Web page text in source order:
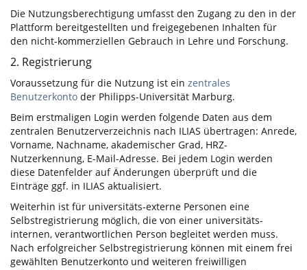
Die Nutzungsberechtigung umfasst den Zugang zu den in der
Plattform bereitgestellten und freigegebenen Inhalten für
den nicht-kommerziellen Gebrauch in Lehre und Forschung.
2. Registrierung
Voraussetzung für die Nutzung ist ein zentrales
Benutzerkonto der Philipps-Universität Marburg.
Beim erstmaligen Login werden folgende Daten aus dem
zentralen Benutzerverzeichnis nach ILIAS übertragen: Anrede,
Vorname, Nachname, akademischer Grad, HRZ-
Nutzerkennung, E-Mail-Adresse. Bei jedem Login werden
diese Datenfelder auf Änderungen überprüft und die
Einträge ggf. in ILIAS aktualisiert.
Weiterhin ist für universitäts-externe Personen eine
Selbstregistrierung möglich, die von einer universitäts-
internen, verantwortlichen Person begleitet werden muss.
Nach erfolgreicher Selbstregistrierung können mit einem frei
gewählten Benutzerkonto und weiteren freiwilligen